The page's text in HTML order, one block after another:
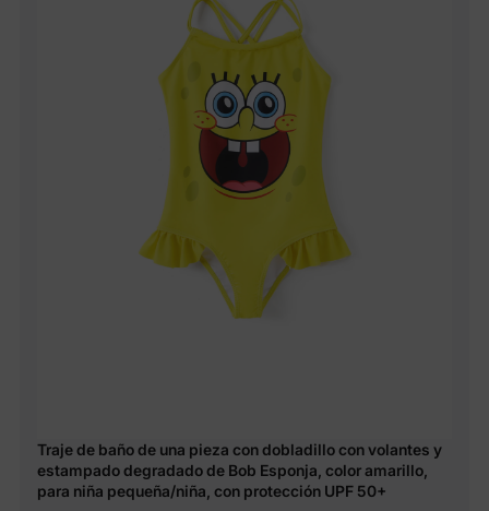
Traje de baño de una pieza con dobladillo con volantes y
estampado degradado de Bob Esponja, color amarillo,
para niña pequeña/niña, con protección UPF 50+